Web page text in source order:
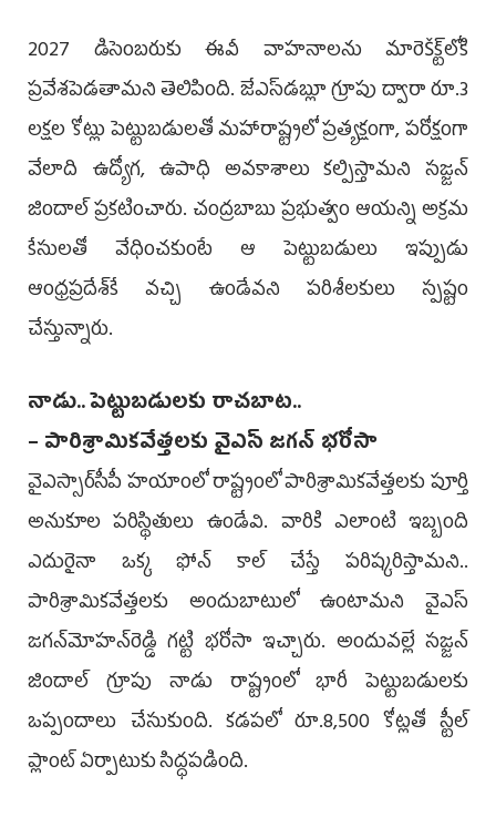
2027 డిసెంబరుకు ఈవీ వాహనాలను మారెŠక్ట్‌లోకి
ప్రవేశపెడతామని తెలిపింది. జేఎస్‌డబ్లూ గ్రూపు ద్వారా రూ.3
లక్షల కోట్లు పెట్టుబడులతో మహారాష్ట్రలో ప్రత్యక్షంగా, పరోక్షంగా
వేలాది ఉద్యోగ, ఉపాధి అవకాశాలు కల్పిస్తామని సజ్జన్‌
జిందాల్‌ ప్రకటించారు. చంద్రబాబు ప్రభుత్వం ఆయన్ని అక్రమ
కేసులతో వేధించకుంటే ఆ పెట్టుబడులు ఇప్పుడు
ఆంధ్రప్రదేశ్‌కే వచ్చి ఉండేవని పరిశీలకులు స్పష్టం
చేస్తున్నారు.
నాడు.. పెట్టుబడులకు రాచబాట..
– పారిశ్రామికవేత్తలకు వైఎస్‌ జగన్‌ భరోసా
వైఎస్సార్‌సీపీ హయాంలో రాష్ట్రంలో పారిశ్రామికవేత్తలకు పూర్తి
అనుకూల పరిస్థితులు ఉండేవి. వారికి ఎలాంటి ఇబ్బంది
ఎదురైనా ఒక్క ఫోన్‌ కాల్‌ చేస్తే పరిష్కరిస్తామని..
పారిశ్రామికవేత్తలకు అందుబాటులో ఉంటామని వైఎస్‌
జగన్‌మోహన్‌రెడ్డి గట్టి భరోసా ఇచ్చారు. అందువల్లే సజ్జన్‌
జిందాల్‌ గ్రూపు నాడు రాష్ట్రంలో భారీ పెట్టుబడులకు
ఒప్పందాలు చేసుకుంది. కడపలో రూ.8,500 కోట్లతో స్టీల్‌
ప్లాంట్‌ ఏర్పాటుకు సిద్ధపడింది.